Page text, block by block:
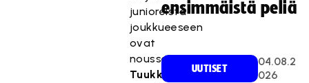
junioreista
joukkueeseen
ovat
nousseet
Tuukka
ensimmäistä peliä
UUTISET
04.08.2
026